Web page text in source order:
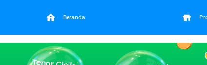
Beranda